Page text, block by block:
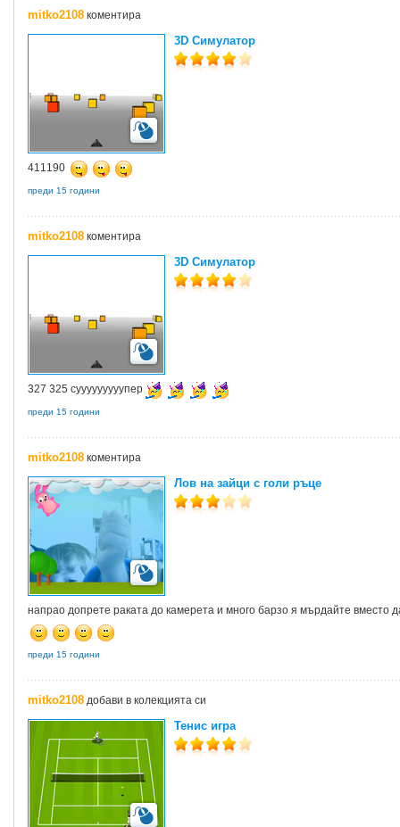
mitko2108 коментира
3D Симулатор
411190
преди 15 години
mitko2108 коментира
3D Симулатор
327 325 сууууууууупер
преди 15 години
mitko2108 коментира
Лов на зайци с голи ръце
напрао допрете раката до камерета и много барзо я мърдайте вместо
преди 15 години
mitko2108 добави в колекцията си
Тенис игра